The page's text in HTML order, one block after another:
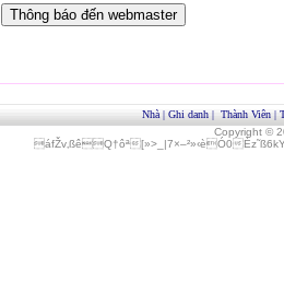
Nhà | Ghi danh | Thành Viên |
Copyright ©
áfŽv‚ßêQ†ôª[»>_|7×–²»‹èÓ0